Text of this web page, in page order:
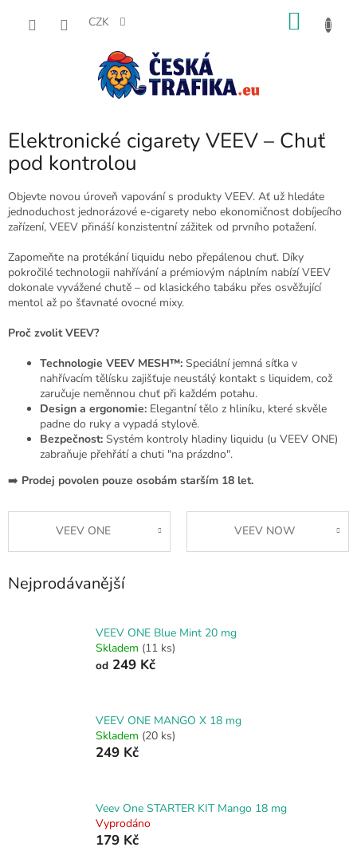
CZK
Elektronické cigarety VEEV – Chuť
pod kontrolou
Objevte novou úroveň vapování s produkty VEEV. Ať už hledáte
jednoduchost jednorázové e-cigarety nebo ekonomičnost dobíjecího
zařízení, VEEV přináší konzistentní zážitek od prvního potažení.
Zapomeňte na protékání liquidu nebo přepálenou chuť. Díky
pokročilé technologii nahřívání a prémiovým náplním nabízí VEEV
dokonale vyvážené chutě – od klasického tabáku přes osvěžující
mentol až po šťavnaté ovocné mixy.
Proč zvolit VEEV?
Technologie VEEV MESH™: Speciální jemná síťka v
nahřívacím tělísku zajišťuje neustálý kontakt s liquidem, což
zaručuje neměnnou chuť při každém potahu.
Design a ergonomie: Elegantní tělo z hliníku, které skvěle
padne do ruky a vypadá stylově.
Bezpečnost: Systém kontroly hladiny liquidu (u VEEV ONE)
zabraňuje přehřátí a chuti "na prázdno".
➡️ Prodej povolen pouze osobám starším 18 let.
VEEV ONE VEEV NOW
Nejprodávanější
VEEV ONE Blue Mint 20 mg
Skladem (11 ks)
od 249 Kč
VEEV ONE MANGO X 18 mg
Skladem (20 ks)
249 Kč
Veev One STARTER KIT Mango 18 mg
Vyprodáno
179 Kč